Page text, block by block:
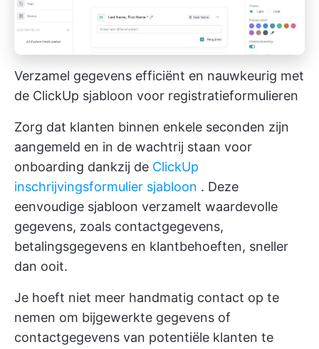
Verzamel gegevens efficiënt en nauwkeurig met
de ClickUp sjabloon voor registratieformulieren
Zorg dat klanten binnen enkele seconden zijn
aangemeld en in de wachtrij staan voor
onboarding dankzij de ClickUp
inschrijvingsformulier sjabloon . Deze
eenvoudige sjabloon verzamelt waardevolle
gegevens, zoals contactgegevens,
betalingsgegevens en klantbehoeften, sneller
dan ooit.
Je hoeft niet meer handmatig contact op te
nemen om bijgewerkte gegevens of
contactgegevens van potentiële klanten te